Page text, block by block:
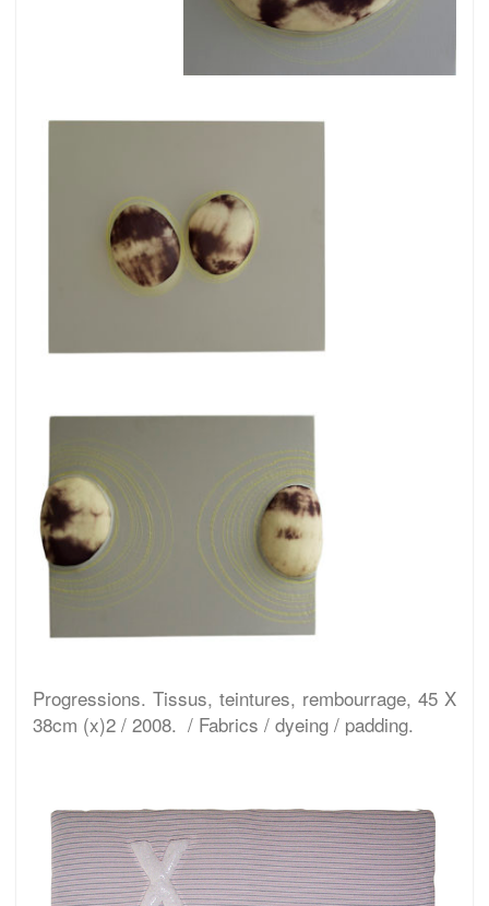
Progressions. Tissus, teintures, rembourrage, 45 X
38cm (x)2 / 2008. / Fabrics / dyeing / padding.